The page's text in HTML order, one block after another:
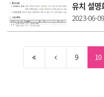
유치 설명
2023-06-09
9 10